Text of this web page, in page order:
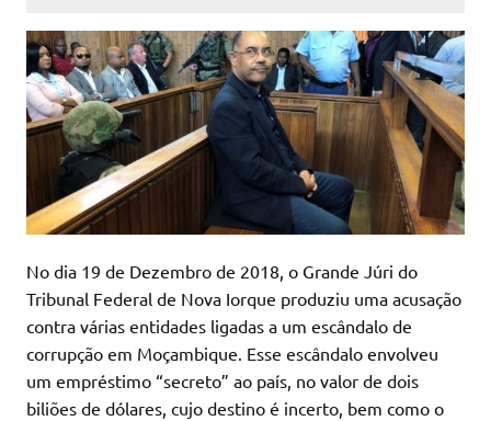
No dia 19 de Dezembro de 2018, o Grande Júri do
Tribunal Federal de Nova Iorque produziu uma acusação
contra várias entidades ligadas a um escândalo de
corrupção em Moçambique. Esse escândalo envolveu
um empréstimo “secreto” ao país, no valor de dois
biliões de dólares, cujo destino é incerto, bem como o